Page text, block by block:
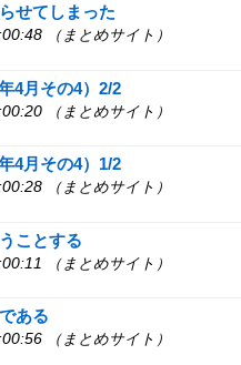
せてしまった
（まとめサイト）
4月その4）2/2
（まとめサイト）
4月その4）1/2
（まとめサイト）
ことする
（まとめサイト）
ある
（まとめサイト）